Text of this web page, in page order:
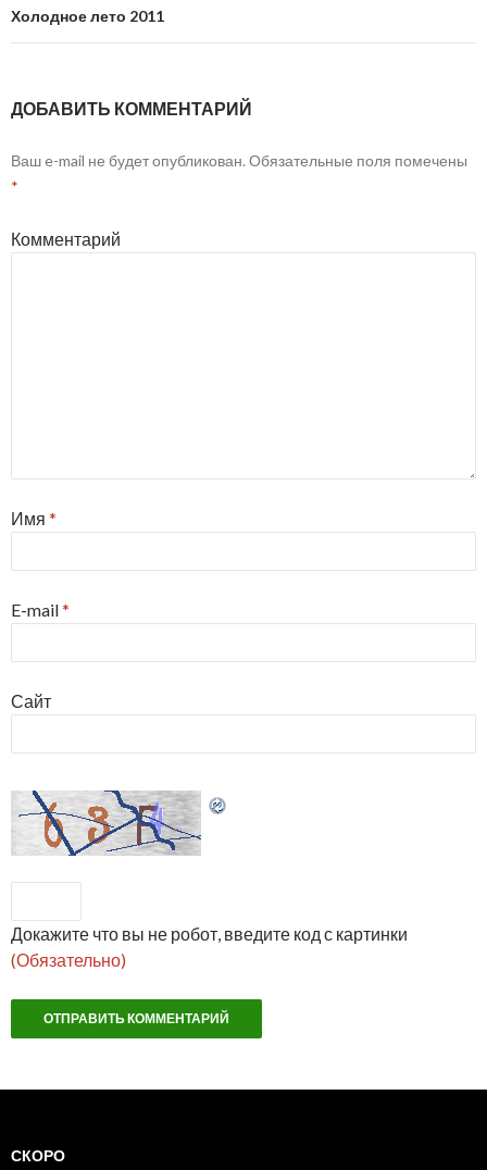
записям
Холодное лето 2011
ДОБАВИТЬ КОММЕНТАРИЙ
Ваш e-mail не будет опубликован. Обязательные поля помечены
*
Комментарий
Имя *
E-mail*
Сайт
Докажите что вы не робот, введите код с картинки
(Обязательно)
СКОРО